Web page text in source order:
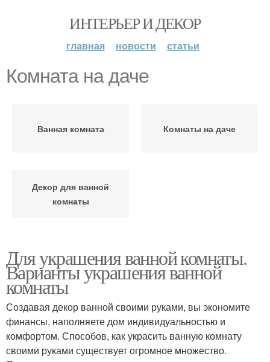
ИНТЕРЬЕР И ДЕКОР
главная новости статьи
Комната на даче
Ванная комната Комнаты на даче
Декор для ванной
комнаты
Для украшения ванной комнаты.
Варианты украшения ванной
комнаты
Создавая декор ванной своими руками, вы экономите
финансы, наполняете дом индивидуальностью и
комфортом. Способов, как украсить ванную комнату
своими руками существует огромное множество.